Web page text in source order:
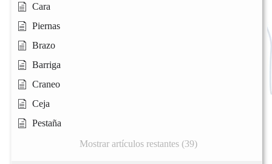
Cara
Piernas
Brazo
Barriga
Craneo
Ceja
Pestaña
Mostrar artículos restantes (39)